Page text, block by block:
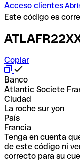
Acceso clientes
Este código es
Copiar
Banco
Atlantic Societe
Ciudad
La roche sur yon
País
Francia
Tenga en cuenta
de este código ni
correcto para su